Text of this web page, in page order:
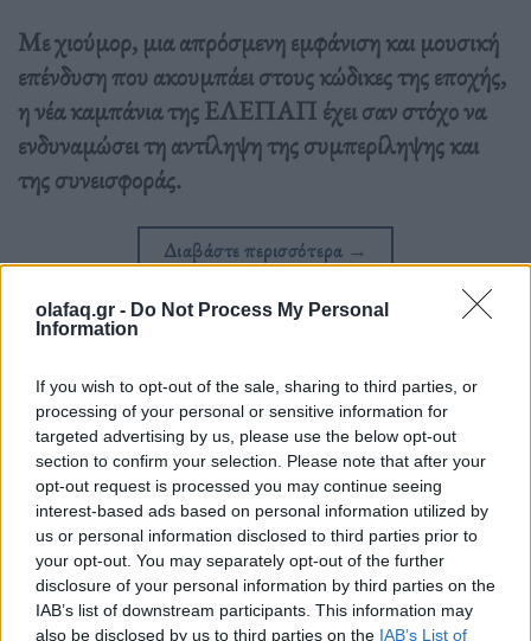
olafaq.gr - Do Not Process My Personal
Information
If you wish to opt-out of the sale, sharing to third parties, or
processing of your personal or sensitive information for
targeted advertising by us, please use the below opt-out
section to confirm your selection. Please note that after your
opt-out request is processed you may continue seeing
interest-based ads based on personal information utilized by
us or personal information disclosed to third parties prior to
your opt-out. You may separately opt-out of the further
disclosure of your personal information by third parties on the
IAB’s list of downstream participants. This information may
also be disclosed by us to third parties on the IAB’s List of
Με χιούμορ, μια απρόσμενη εμφάνιση και μουσική
επένδυση που ακουμπάει στους κώδικες της εποχής,
η νέα καμπάνια της ΕΛΕΠΑΠ έχει σαν στόχο να
ενδυναμώσει τη αντίληψη της συμπερίληψης και
της συνεισφοράς.
Διαβάστε περισσότερα →
Δημοσιεύθηκε σε Tagged γενναία παιδιά ΕΛΕΠΑΠ
Δείτε επίσης